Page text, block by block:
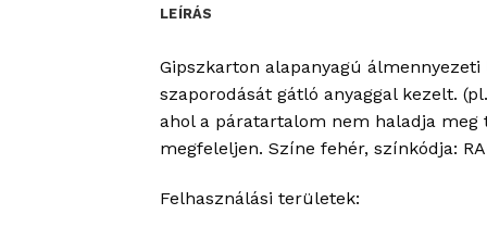
LEÍRÁS
Gipszkarton alapanyagú
szaporodását gátló anyaggal kezelt.
ahol a páratartalom nem haladja meg
megfeleljen. Színe fehér, színkódja:
Felhasználási területek: